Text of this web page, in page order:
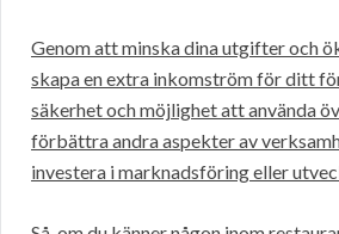
Genom att minska dina utgifter och
skapa en extra inkomström för ditt
säkerhet och möjlighet att använda
förbättra andra aspekter av
investera i marknadsföring eller